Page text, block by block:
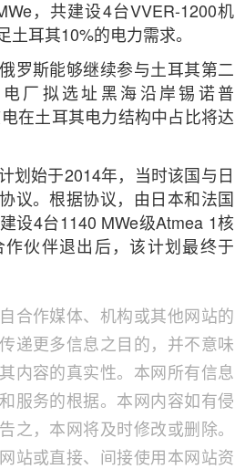
，共建设4台VVER-1200机
土耳其10%的电力需求。
罗斯能够继续参与土耳其第二
厂拟选址黑海沿岸锡诺普
在土耳其电力结构中占比将达
划始于2014年，当时该国与日
议。根据协议，由日本和法国
设4台1140 MWe级Atmea 1核
作伙伴退出后，该计划最终于
合作媒体、机构或其他网站的
递更多信息之目的，并不意味
内容的真实性。本网所有信息
服务的根据。本网内容如有侵
之，本网将及时修改或删除。
站或直接、间接使用本网站资